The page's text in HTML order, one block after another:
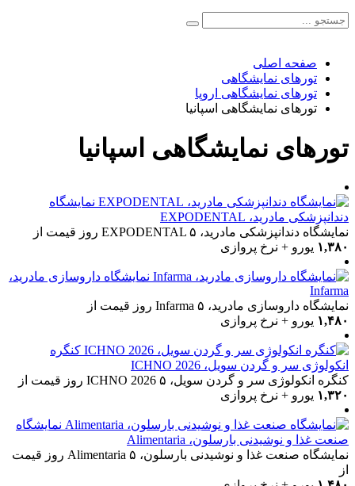
صفحه اصلی
تورهای نمایشگاهی
تورهای نمایشگاهی اروپا
تورهای نمایشگاهی اسپانیا
تورهای نمایشگاهی اسپانیا
نمایشگاه
دندانپزشکی مادرید، EXPODENTAL
نمایشگاه دندانپزشکی مادرید، EXPODENTAL ۵ روز
قیمت از
۱,۳۸۰ یورو + نرخ پروازی
نمایشگاه داروسازی مادرید،
Infarma
نمایشگاه داروسازی مادرید، Infarma ۵ روز
قیمت از
۱,۴۸۰ یورو + نرخ پروازی
کنگره
انکولوژی سر و گردن سویل، ICHNO 2026
کنگره انکولوژی سر و گردن سویل، ICHNO 2026 ۵ روز
قیمت از
۱,۳۲۰ یورو + نرخ پروازی
نمایشگاه
صنعت غذا و نوشیدنی بارسلون، Alimentaria
نمایشگاه صنعت غذا و نوشیدنی بارسلون، Alimentaria ۵ روز
قیمت
از